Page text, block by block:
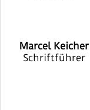
Marcel Keicher
Schriftführer